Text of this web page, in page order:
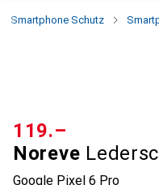
Smartphone Schutz
Noreve
Google Pixel 6 Pro
CHF
119.–